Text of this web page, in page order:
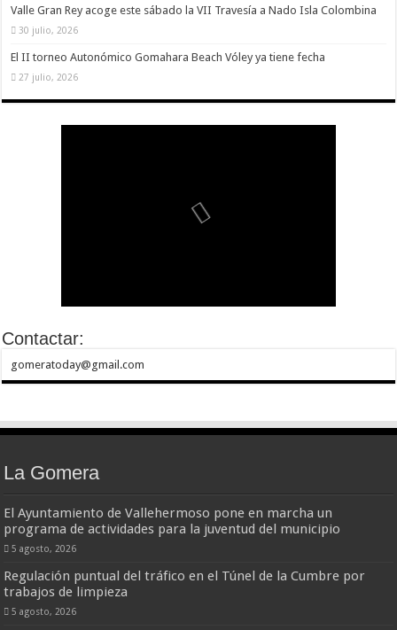
Valle Gran Rey acoge este sábado la VII Travesía a Nado Isla Colombina
30 julio, 2026
El II torneo Autonómico Gomahara Beach Vóley ya tiene fecha
27 julio, 2026
Contactar:
gomeratoday@gmail.com
La Gomera
El Ayuntamiento de Vallehermoso pone en marcha un
programa de actividades para la juventud del municipio
5 agosto, 2026
Regulación puntual del tráfico en el Túnel de la Cumbre por
trabajos de limpieza
5 agosto, 2026